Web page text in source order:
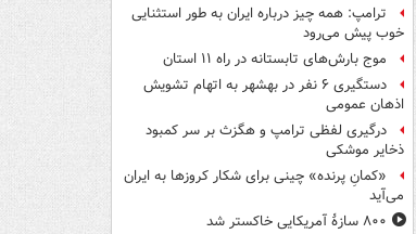
ترامپ: همه چیز درباره ایران به طور استثنایی
خوب پیش می‌رود
موج بارش‌های تابستانه در راه ۱۱ استان
دستگیری ۶ نفر در بهشهر به اتهام تشویش
اذهان عمومی
درگیری لفظی ترامپ و هگزث بر سر کمبود
ذخایر موشکی
«کمانِ پرنده» چینی برای شکار کروزها به ایران
می‌آید
۸۰۰ سازۀ آمریکایی خاکستر شد